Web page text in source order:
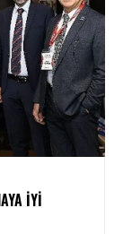
İYI